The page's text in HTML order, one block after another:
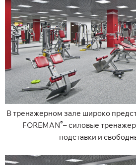
В тренажерном зале широко
FOREMAN®– силовые
подставки и